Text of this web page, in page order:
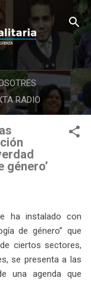
RADIO
género’
ha instalado con
de género” que
ciertos sectores,
se presenta a las
una agenda que